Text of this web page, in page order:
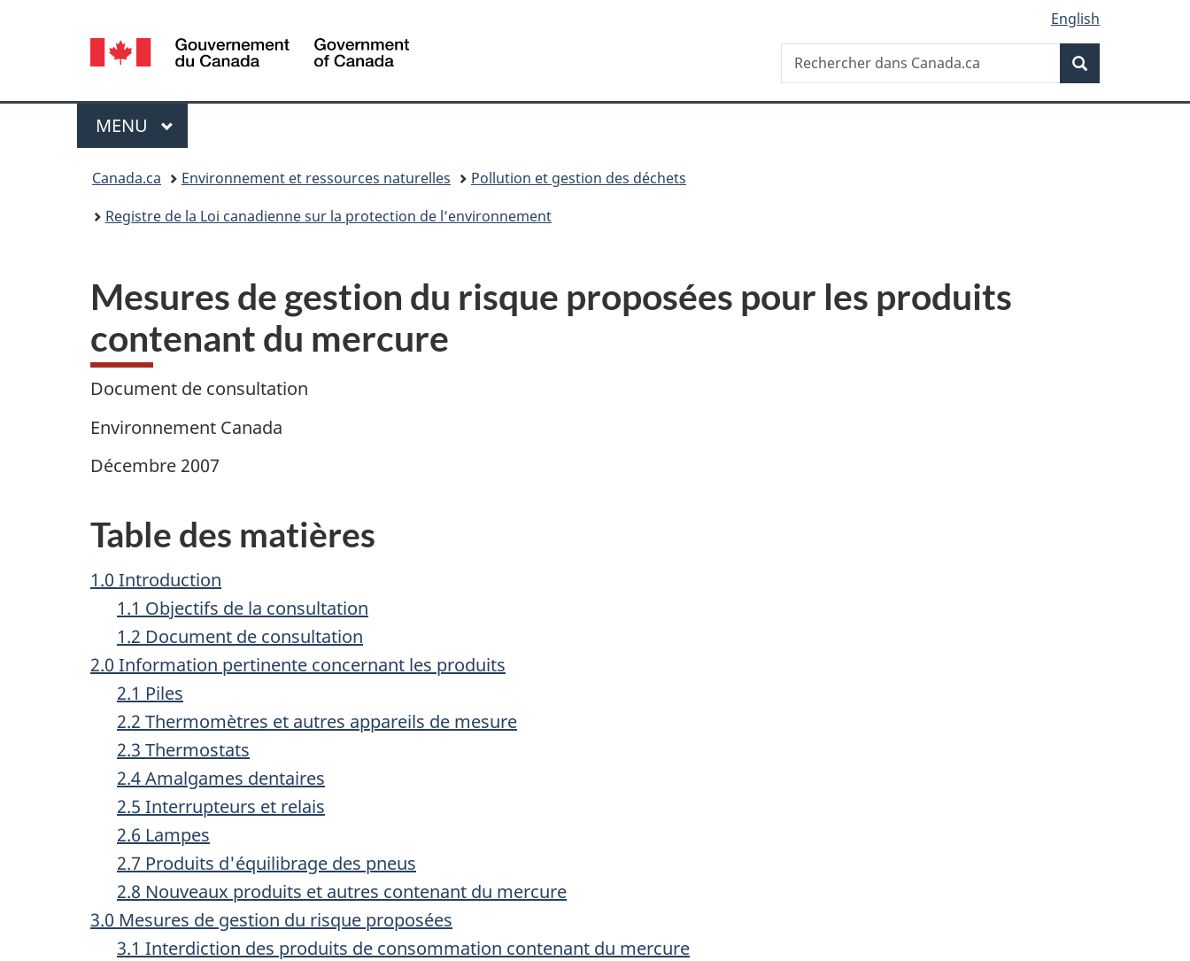
sujet
HTML
Sélection
de
la
langue
English
Canada
Recherche
Rechercher
dans
Menu
MENU PRINCIPAL
Canada.ca Environnement et ressources naturelles
Pollution et gestion des déchets
Registre de la Loi canadienne sur la protection de l’environnement
Mesures de gestion du risque proposées pour les produits
contenant du mercure
Document de consultation
Environnement Canada
Décembre 2007
Table des matières
1.0 Introduction
1.1 Objectifs de la consultation
1.2 Document de consultation
2.0 Information pertinente concernant les produits
2.1 Piles
2.2 Thermomètres et autres appareils de mesure
2.3 Thermostats
2.4 Amalgames dentaires
2.5 Interrupteurs et relais
2.6 Lampes
2.7 Produits d'équilibrage des pneus
2.8 Nouveaux produits et autres contenant du mercure
3.0 Mesures de gestion du risque proposées
3.1 Interdiction des produits de consommation contenant du mercure